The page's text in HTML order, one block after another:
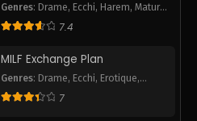
Genres: Drame, Ecchi, Harem,Mature,
Pornhwa,Romance
7.4
MILF Exchange Plan
Genres: Drame, Ecchi, Erotique,
Pornhwa,Romance
7